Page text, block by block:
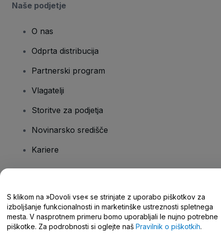
Naše podjetje
O nas
Odprta distribucija
Partnerski program
Vlagatelji
Storitve za podjetja
Novinarsko središče
Kariere
Središče za pomoč/stik z nami
S klikom na »Dovoli vse« se strinjate z uporabo piškotkov za
izboljšanje funkcionalnosti in marketinške ustreznosti spletnega
mesta. V nasprotnem primeru bomo uporabljali le nujno potrebne
piškotke. Za podrobnosti si oglejte naš Pravilnik o piškotkih.